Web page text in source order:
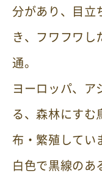
分があり、目立
き、フワフワし
通。
ヨーロッパ、ア
る、森林にすむ
布・繁殖してい
白色で黒線のあ